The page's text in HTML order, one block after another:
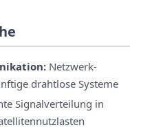
Netzwerk-
drahtlose Systeme
Signalverteilung in